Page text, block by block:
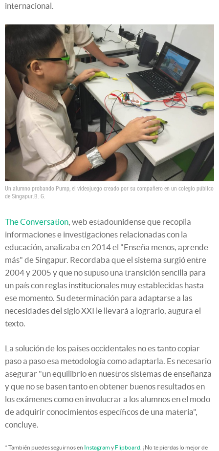
internacional.
Un alumno probando Pump, el videojuego creado por su compañero en un colegio público
de Singapur. B. G.
The Conversation , web estadounidense que recopila
informaciones e investigaciones relacionadas con la
educación, analizaba en 2014 el "Enseña menos, aprende
más" de Singapur. Recordaba que el sistema surgió entre
2004 y 2005 y que no supuso una transición sencilla para
un país con reglas institucionales muy establecidas hasta
ese momento. Su determinación para adaptarse a las
necesidades del siglo XXI le llevará a lograrlo, augura el
texto.
La solución de los países occidentales no es tanto copiar
paso a paso esa metodología como adaptarla. Es necesario
asegurar "un equilibrio en nuestros sistemas de enseñanza
y que no se basen tanto en obtener buenos resultados en
los exámenes como en involucrar a los alumnos en el modo
de adquirir conocimientos específicos de una materia",
concluye.
* También puedes seguirnos en Instagramy Flipboard . ¡No te pierdas lo mejor de